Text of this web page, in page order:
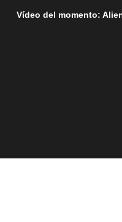
Vídeo del momento: